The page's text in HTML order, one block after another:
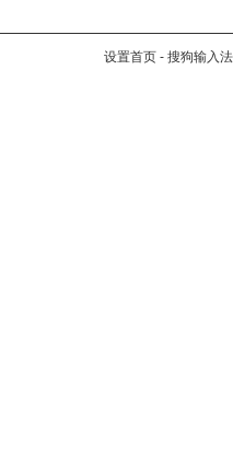
设置首页 - 搜狗输入法